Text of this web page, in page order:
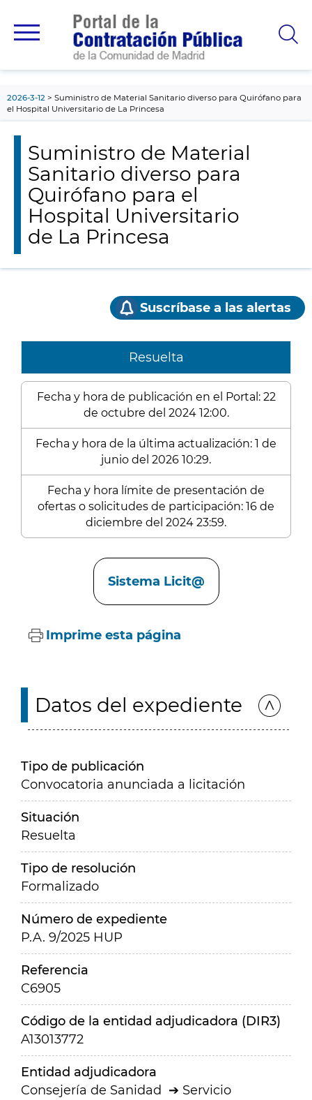
principal
2026-3-12
Suministro de Material Sanitario diverso para Quirófano para
el Hospital Universitario de La Princesa
Suministro de Material
Sanitario diverso para
Quirófano para el
Hospital Universitario
de La Princesa
Suscríbase a las alertas
Resuelta
Fecha y hora de publicación en el Portal: 22
de octubre del 2024 12:00.
Fecha y hora de la última actualización: 1 de
junio del 2026 10:29.
Fecha y hora límite de presentación de
ofertas o solicitudes de participación: 16 de
diciembre del 2024 23:59.
Sistema Licit@
Imprime esta página
Datos del expediente
Tipo de publicación
Convocatoria anunciada a licitación
Situación
Resuelta
Tipo de resolución
Formalizado
Número de expediente
P.A. 9/2025 HUP
Referencia
C6905
Código de la entidad adjudicadora (DIR3)
A13013772
Entidad adjudicadora
Consejería de Sanidad
Servicio